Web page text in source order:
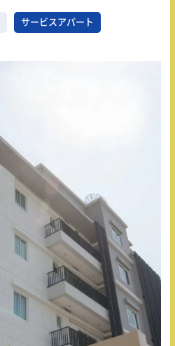
サービスアパート